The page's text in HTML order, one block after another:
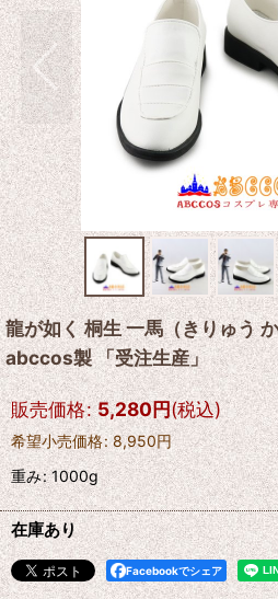
龍が如く 桐生 一馬（きりゅう
abccos製 「受注生産」
販売価格: 5,280円(税込)
希望小売価格: 8,950円
重み:1000g
在庫あり
Facebookでシェア